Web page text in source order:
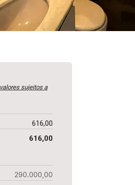
valores sujeitos a
616,00
616,00
290.000,00